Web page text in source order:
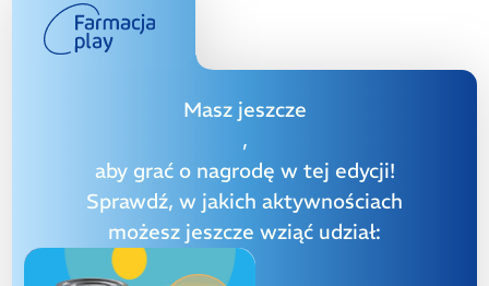
Masz jeszcze
,
aby grać o nagrodę w tej edycji!
Sprawdź, w jakich aktywnościach
możesz jeszcze wziąć udział: